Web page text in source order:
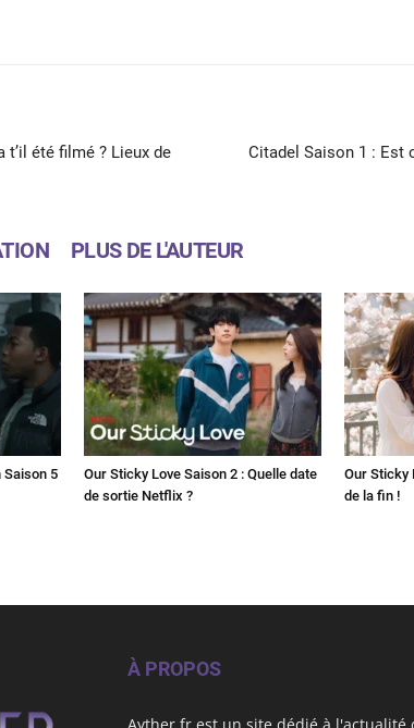
t’il été filmé ? Lieux de
Citadel Saison 1 : Est
PLUS DE L'AUTEUR
Saison 5
Our Sticky Love Saison 2 : Quelle date
de sortie Netflix ?
Our Sticky
de la fin !
À PROPOS